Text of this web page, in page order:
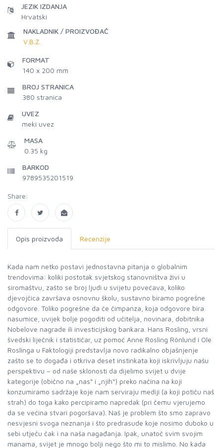
JEZIK IZDANJA
Hrvatski
NAKLADNIK / PROIZVOĐAČ
V.B.Z.
FORMAT
140 x 200 mm
BROJ STRANICA
380 stranica
UVEZ
meki uvez
MASA
0.35 kg
BARKOD
9789535201519
Share:
Opis proizvoda Recenzije
Kada nam netko postavi jednostavna pitanja o globalnim
trendovima: koliki postotak svjetskog stanovništva živi u
siromaštvu, zašto se broj ljudi u svijetu povećava, koliko
djevojčica završava osnovnu školu, sustavno biramo pogrešne
odgovore. Toliko pogrešne da će čimpanza, koja odgovore bira
nasumice, uvijek bolje pogoditi od učitelja, novinara, dobitnika
Nobelove nagrade ili investicijskog bankara. Hans Rosling, vrsni
švedski liječnik i statističar, uz pomoć Anne Rosling Rönlund i Ole
Roslinga u Faktologiji predstavlja novo radikalno objašnjenje
zašto se to događa i otkriva deset instinkata koji iskrivljuju našu
perspektivu – od naše sklonosti da dijelimo svijet u dvije
kategorije (obično na „nas“ i „njih“) preko načina na koji
konzumiramo sadržaje koje nam serviraju mediji (a koji potiču naš
strah) do toga kako percipiramo napredak (pri čemu vjerujemo
da se većina stvari pogoršava). Naš je problem što smo zapravo
nesvjesni svoga neznanja i što predrasude koje nosimo duboko u
sebi utječu čak i na naša nagađanja. Ipak, unatoč svim svojim
manama, svijet je mnogo bolji nego što mi to mislimo. No kada